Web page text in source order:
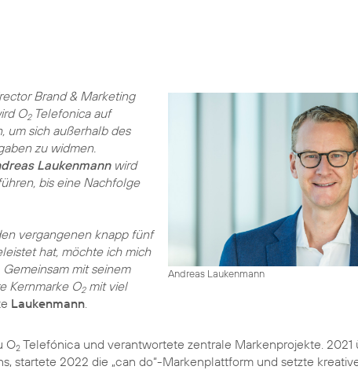
Andreas Laukenmann
Brand & Marketing
O2Telefonica auf
um sich außerhalb des
zu widmen.
Laukenmannwird
bis eine Nachfolge
vergangenen knapp fünf
hat, möchte ich mich
mit seinem
Kernmarke O2mit viel
Laukenmann.
O2 Telefónica und verantwortete zentrale Markenprojekte. 2021
startete 2022 die „can do“-Markenplattform und setzte